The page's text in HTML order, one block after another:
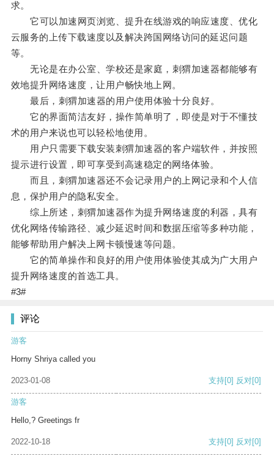
求。
它可以加速网页浏览、提升在线游戏的响应速度、优化
云服务的上传下载速度以及解决跨国网络访问的延迟问题
等。
无论是在办公室、学校还是家庭，刺猬加速器都能够有
效地提升网络速度，让用户畅快地上网。
最后，刺猬加速器的用户使用体验十分良好。
它的界面简洁友好，操作简单明了，即使是对于不懂技
术的用户来说也可以轻松地使用。
用户只需要下载安装刺猬加速器的客户端软件，并按照
提示进行设置，即可享受到高速稳定的网络体验。
而且，刺猬加速器还不会记录用户的上网记录和个人信
息，保护用户的隐私安全。
综上所述，刺猬加速器作为提升网络速度的利器，具有
优化网络传输路径、减少延迟时间和数据压缩等多种功能，
能够帮助用户解决上网卡顿慢速等问题。
它的简单操作和良好的用户使用体验使其成为广大用户
提升网络速度的首选工具。
#3#
评论
游客
Horny Shriya called you
2023-01-08 支持[0] 反对[0]
游客
Hello,? Greetings fr
2022-10-18 支持[0] 反对[0]